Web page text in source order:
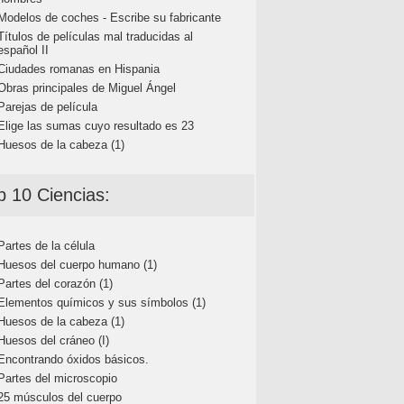
de coches - Escribe su fabricante
de películas mal traducidas al
II
romanas en Hispania
principales de Miguel Ángel
de película
las sumas cuyo resultado es 23
de la cabeza (1)
10 Ciencias:
de la célula
del cuerpo humano (1)
del corazón (1)
químicos y sus símbolos (1)
de la cabeza (1)
del cráneo (I)
óxidos básicos.
del microscopio
músculos del cuerpo